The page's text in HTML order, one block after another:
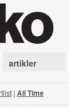
artikler
| All Time